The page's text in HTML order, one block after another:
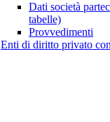
Dati società
tabelle)
Provvedimenti
Enti di diritto privato